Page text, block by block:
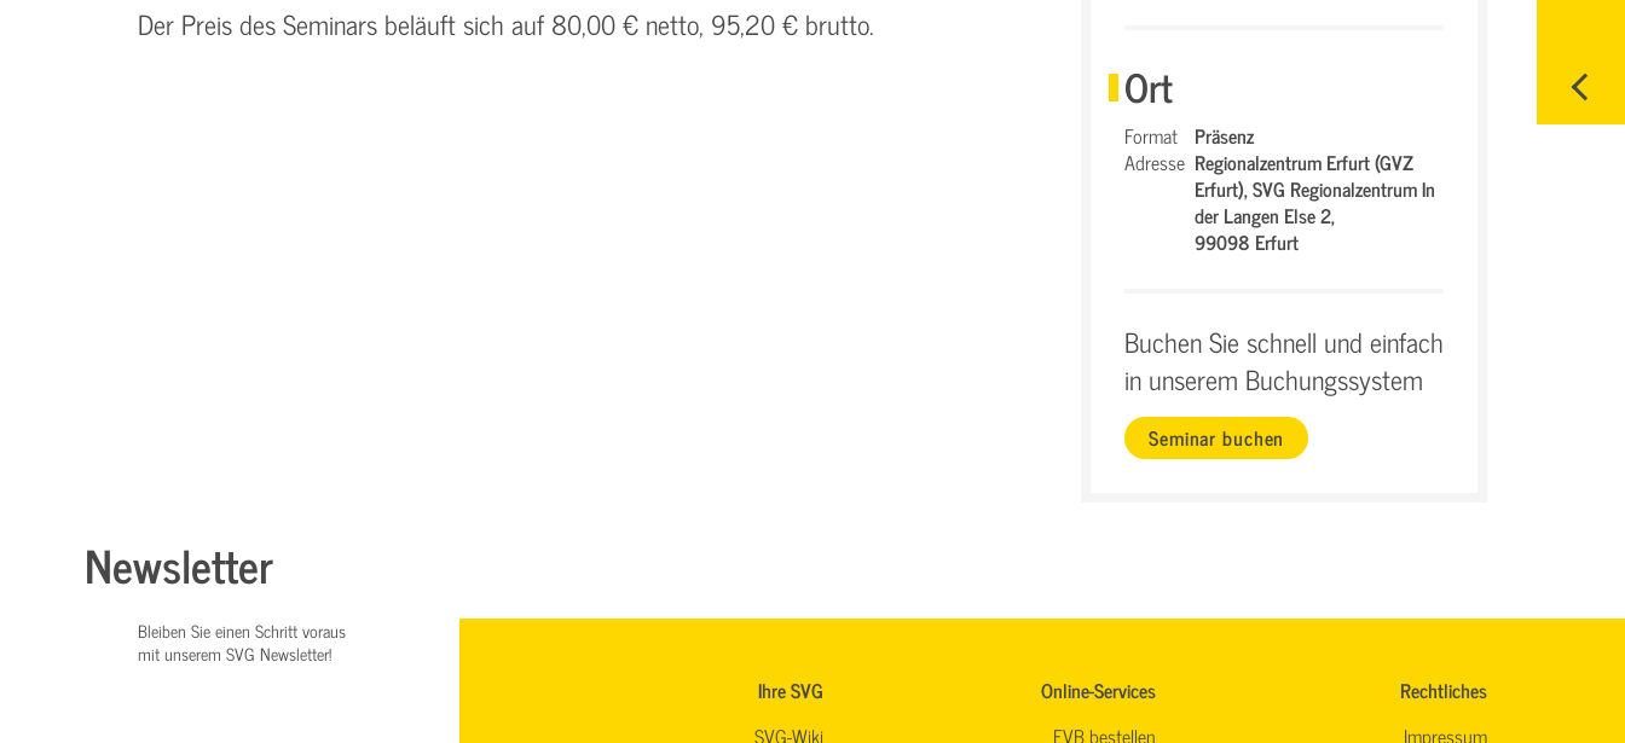
Der Preis des Seminars beläuft sich auf 80,00 € netto, 95,20 € brutto.
Ort
Format Präsenz
Adresse Regionalzentrum Erfurt (GVZ
Erfurt),SVG Regionalzentrum In
der Langen Else 2,
99098 Erfurt
Buchen Sie schnell und einfach
in unserem Buchungssystem
Seminar buchen
Newsletter
Bleiben Sie einen Schritt voraus
mit unserem SVG Newsletter!
Ihre SVG
SVG-Wiki
Online-Services
EVB bestellen
Rechtliches
Impressum